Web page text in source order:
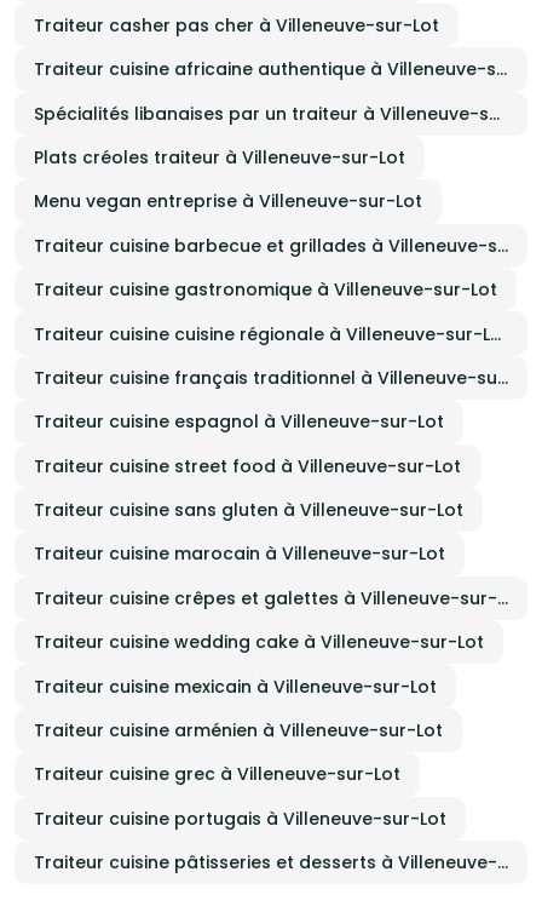
Traiteur casher pas cher à Villeneuve-sur-Lot
Traiteur cuisine africaine authentique à Villeneuve-sur-Lot
Spécialités libanaises par un traiteur à Villeneuve-sur-Lot
Plats créoles traiteur à Villeneuve-sur-Lot
Menu vegan entreprise à Villeneuve-sur-Lot
Traiteur cuisine barbecue et grillades à Villeneuve-sur-Lot
Traiteur cuisine gastronomique à Villeneuve-sur-Lot
Traiteur cuisine cuisine régionale à Villeneuve-sur-Lot
Traiteur cuisine français traditionnel à Villeneuve-sur-Lot
Traiteur cuisine espagnol à Villeneuve-sur-Lot
Traiteur cuisine street food à Villeneuve-sur-Lot
Traiteur cuisine sans gluten à Villeneuve-sur-Lot
Traiteur cuisine marocain à Villeneuve-sur-Lot
Traiteur cuisine crêpes et galettes à Villeneuve-sur-Lot
Traiteur cuisine wedding cake à Villeneuve-sur-Lot
Traiteur cuisine mexicain à Villeneuve-sur-Lot
Traiteur cuisine arménien à Villeneuve-sur-Lot
Traiteur cuisine grec à Villeneuve-sur-Lot
Traiteur cuisine portugais à Villeneuve-sur-Lot
Traiteur cuisine pâtisseries et desserts à Villeneuve-sur-Lot